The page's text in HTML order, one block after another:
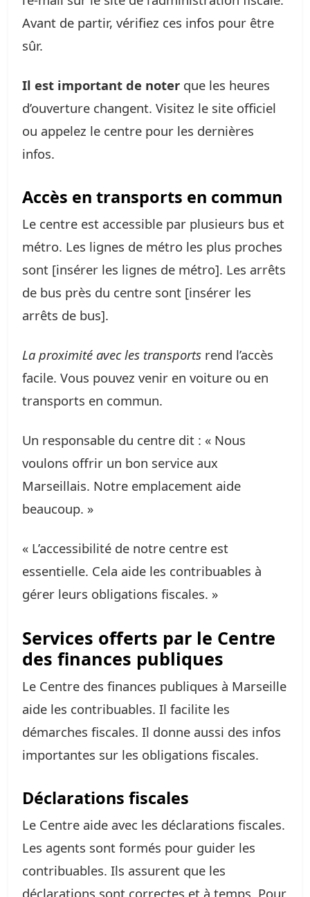
Avant de partir, vérifiez ces infos pour être
sûr.
Il est important de noter que les heures
d’ouverture changent. Visitez le site officiel
ou appelez le centre pour les dernières
infos.
Accès en transports en commun
Le centre est accessible par plusieurs bus et
métro. Les lignes de métro les plus proches
sont [insérer les lignes de métro]. Les arrêts
de bus près du centre sont [insérer les
arrêts de bus].
La proximité avec les transports rend l’accès
facile. Vous pouvez venir en voiture ou en
transports en commun.
Un responsable du centre dit : « Nous
voulons offrir un bon service aux
Marseillais. Notre emplacement aide
beaucoup. »
« L’accessibilité de notre centre est
essentielle. Cela aide les contribuables à
gérer leurs obligations fiscales. »
Services offerts par le Centre
des finances publiques
Le Centre des finances publiques à Marseille
aide les contribuables. Il facilite les
démarches fiscales. Il donne aussi des infos
importantes sur les obligations fiscales.
Déclarations fiscales
Le Centre aide avec les déclarations fiscales.
Les agents sont formés pour guider les
contribuables. Ils assurent que les
déclarations sont correctes et à temps. Pour